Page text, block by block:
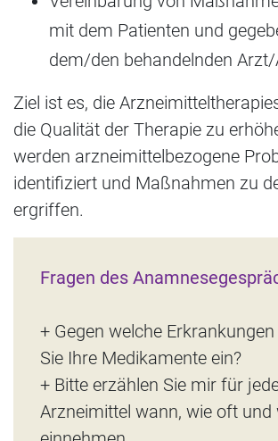
mit dem Patienten und
dem/den behandelnden Arzt/
Ziel ist es, die
die Qualität der Therapie zu
werden arzneimittelbezogene
identifiziert und Maßnahmen zu
ergriffen.
Fragen des
+ Gegen welche
Sie Ihre Medikamente ein?
+ Bitte erzählen Sie mir für
Arzneimittel wann, wie oft und